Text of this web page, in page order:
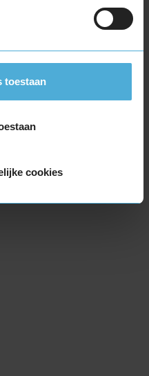
toestaan
cookies